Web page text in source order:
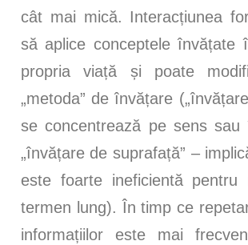
cât mai mică. Interacțiunea
să aplice conceptele învățate
propria viață și poate
„metoda” de învățare
se concentrează pe sens sau
„învățare de suprafață” –
este foarte ineficientă pentru
termen lung). În timp ce
informațiilor este mai